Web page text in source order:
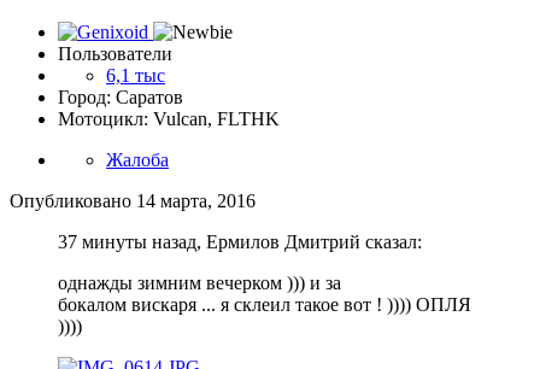
Пользователи
6,1 тыс
Город: Саратов
Мотоцикл: Vulcan, FLTHK
Жалоба
Опубликовано 14 марта, 2016
37 минуты назад, Ермилов Дмитрий сказал:
однажды зимним вечерком ))) и за
бокалом вискаря ... я склеил такое вот ! )))) ОПЛЯ
))))